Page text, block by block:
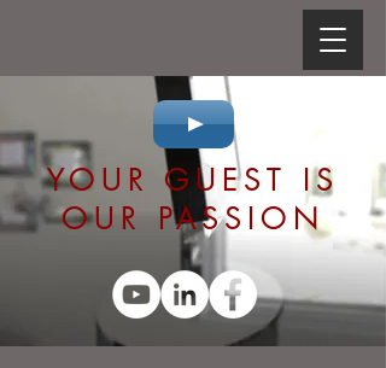
YOUR GUEST IS
OUR PASSION